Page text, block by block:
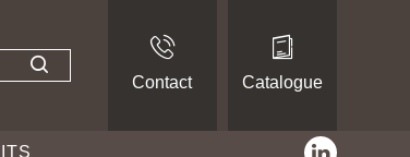
Contact Catalogue
linkedin